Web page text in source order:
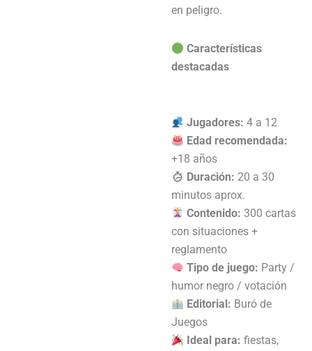
en peligro.
Características
destacadas
Jugadores: 4 a 12
Edad recomendada:
+18 años
Duración: 20 a 30
minutos aprox.
Contenido: 300 cartas
con situaciones +
reglamento
Tipo de juego: Party /
humor negro / votación
Editorial: Buró de
Juegos
Ideal para: fiestas,